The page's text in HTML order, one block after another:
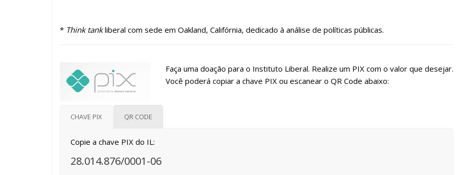
* Think tankliberal com sede em Oakland, Califórnia, dedicado à análise de políticas públicas.
Faça uma doação para o Instituto Liberal. Realize um PIX com o valor que desejar.
Você poderá copiar a chave PIX ou escanear o QR Code abaixo:
CHAVE PIX QR CODE
Copie a chave PIX do IL:
28.014.876/0001-06